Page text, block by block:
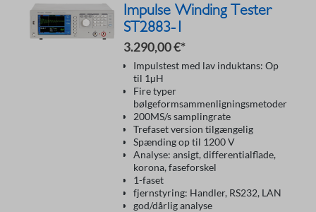
Impulse Winding Tester
ST2883-1
3.290,00 €*
Impulstest med lav induktans: Op
til 1µH
Fire typer
bølgeformsammenligningsmetoder
200MS/s samplingrate
Trefaset version tilgængelig
Spænding op til 1200 V
Analyse: ansigt, differentialflade,
korona, faseforskel
1-faset
fjernstyring: Handler, RS232, LAN
god/dårlig analyse